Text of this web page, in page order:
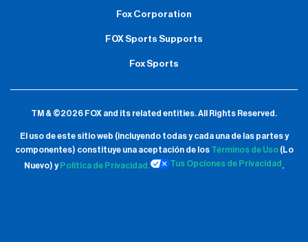
Fox Corporation
FOX Sports Supports
Fox Sports
TM & ©2026 FOX and its related entities.All Rights Reserved.
El uso de este sitio web (incluyendo todas y cada una de las partes y
componentes) constituye una aceptación de los Términos de Uso(Lo
Nuevo) y Política de Privacidad. Tus Opciones de Privacidad .